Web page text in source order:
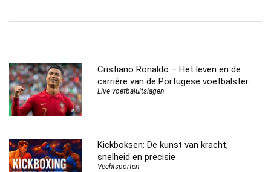
Cristiano Ronaldo – Het leven en de
carrière van de Portugese voetbalster
Live voetbaluitslagen
Kickboksen: De kunst van kracht,
snelheid en precisie
Vechtsporten